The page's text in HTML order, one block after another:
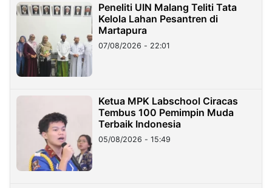
Peneliti UIN Malang Teliti Tata
Kelola Lahan Pesantren di
Martapura
07/08/2026 - 22:01
Ketua MPK Labschool Ciracas
Tembus 100 Pemimpin Muda
Terbaik Indonesia
05/08/2026 - 15:49